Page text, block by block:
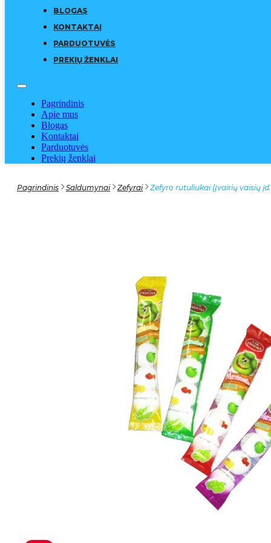
BLOGAS
KONTAKTAI
PARDUOTUVĖS
PREKIŲ ŽENKLAI
Pagrindinis
Apie mus
Blogas
Kontaktai
Parduotuvės
Prekių ženklai
Pagrindinis Saldumynai Zefyrai Zefyro rutuliukai (Įvairių vaisių